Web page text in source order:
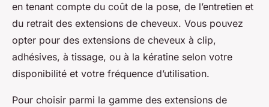
en tenant compte du coût de la pose, de l’entretien et
du retrait des extensions de cheveux. Vous pouvez
opter pour des extensions de cheveux à clip,
adhésives, à tissage, ou à la kératine selon votre
disponibilité et votre fréquence d’utilisation.
Pour choisir parmi la gamme des extensions de